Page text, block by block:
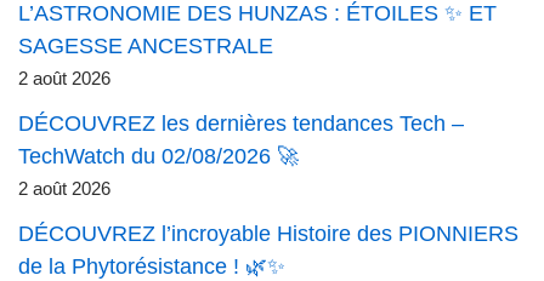
L’ASTRONOMIE DES HUNZAS : ÉTOILES ✨ ET
SAGESSE ANCESTRALE
2 août 2026
DÉCOUVREZ les dernières tendances Tech –
TechWatch du 02/08/2026 🚀
2 août 2026
DÉCOUVREZ l’incroyable Histoire des PIONNIERS
de la Phytorésistance ! 🌿✨